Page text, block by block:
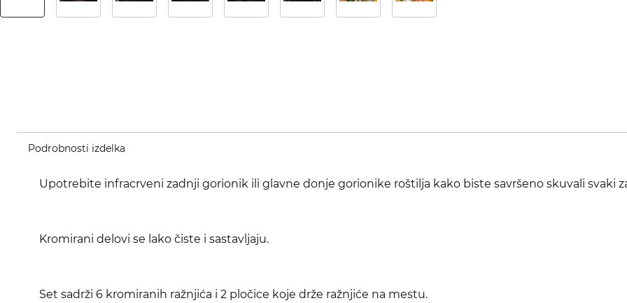
Podrobnosti izdelka
Upotrebite infracrveni zadnji gorionik ili glavne donje gorionike roštilja kako biste savršeno skuvali svaki
Kromirani delovi se lako čiste i sastavljaju.
Set sadrži 6 kromiranih ražnjića i 2 pločice koje drže ražnjiće na mestu.